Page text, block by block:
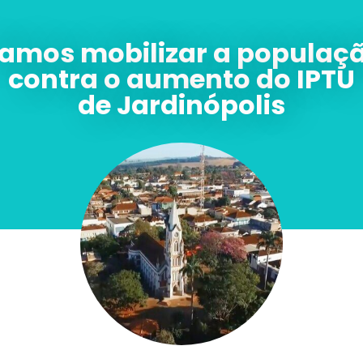
mobilizar a
contra o aumento do IPTU
de Jardinópolis